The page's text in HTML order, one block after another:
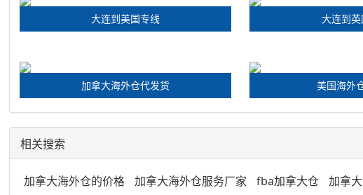
大连到美国专线 大连到
加拿大海外仓代发货 美国海外
相关搜索
加拿大海外仓的价格 加拿大海外仓服务厂家 fba加拿大仓 加拿